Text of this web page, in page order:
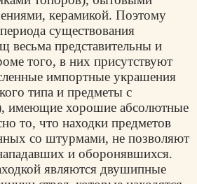
керамикой. Поэтому
существования
весьма представительны и
того, в них присутствуют
импортные украшения
типа и предметы с
имеющие хорошие абсолютные
то, что находки предметов
со штурмами, не позволяют
и оборонявшихся.
являются двушипные